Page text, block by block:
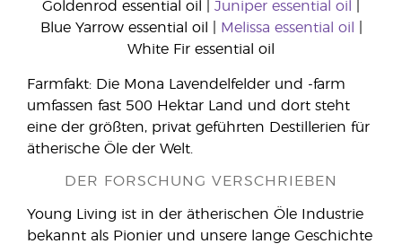
Goldenrod essential oil | Juniper essential oil
Blue Yarrow essential oil |
Melissa essential oil
White Fir essential oil
Farmfakt: Die Mona Lavendelfelder und -farm
umfassen fast 500 Hektar Land und dort steht
eine der größten, privat geführten Destillerien für
ätherische Öle der Welt.
DER FORSCHUNG VERSCHRIEBEN
Young Living ist in der ätherischen Öle Industrie
bekannt als Pionier und unsere lange Geschichte